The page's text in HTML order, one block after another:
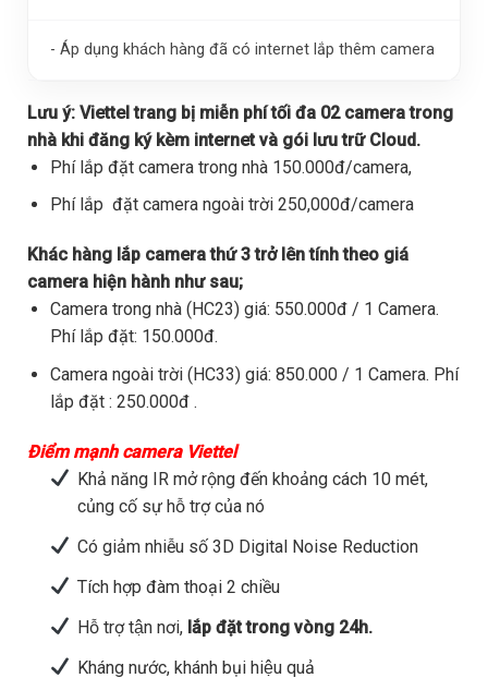
- Áp dụng khách hàng đã có internet lắp thêm camera
Lưu ý: Viettel trang bị miễn phí tối đa 02 camera trong
nhà khi đăng ký kèm internet và gói lưu trữ Cloud.
Phí lắp đặt camera trong nhà 150.000đ/camera,
Phí lắp đặt camera ngoài trời 250,000đ/camera
Khác hàng lắp camera thứ 3 trở lên tính theo giá
camera hiện hành như sau;
Camera trong nhà (HC23) giá: 550.000đ / 1 Camera.
Phí lắp đặt: 150.000đ.
Camera ngoài trời (HC33) giá: 850.000 / 1 Camera. Phí
lắp đặt : 250.000đ .
Điểm mạnh camera Viettel
Khả năng IR mở rộng đến khoảng cách 10 mét,
củng cố sự hỗ trợ của nó
Có giảm nhiễu số 3D Digital Noise Reduction
Tích hợp đàm thoại 2 chiều
Hỗ trợ tận nơi,lắp đặt trong vòng 24h.
Kháng nước, khánh bụi hiệu quả